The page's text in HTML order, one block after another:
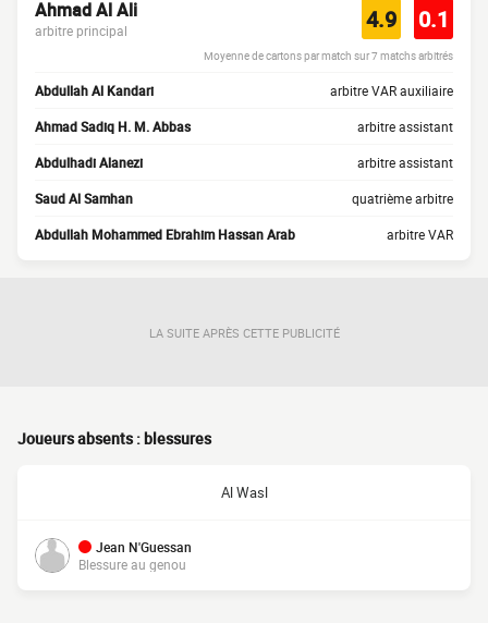
Ahmad Al Ali
arbitre principal 4.9 0.1
Moyenne de cartons par match sur 7 matchs arbitrés
Abdullah Al Kandari arbitre VAR auxiliaire
Ahmad Sadiq H. M. Abbas arbitre assistant
Abdulhadi Alanezi arbitre assistant
Saud Al Samhan quatrième arbitre
Abdullah Mohammed Ebrahim Hassan Arab arbitre VAR
LA SUITE APRÈS CETTE PUBLICITÉ
Joueurs absents : blessures
Al Wasl
Jean N'Guessan
Blessure au genou